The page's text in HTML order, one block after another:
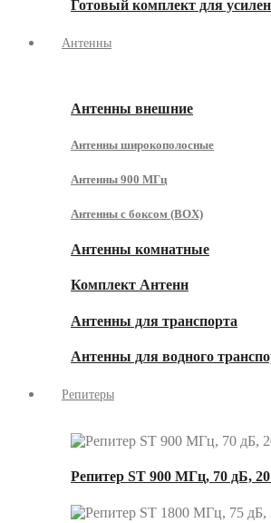
Готовый комплект для
Антенны
Антенны внешние
Антенны широкополосные
Антенны 900 МГц
Антенны с боксом (BOX)
Антенны комнатные
Комплект Антенн
Антенны для транспорта
Антенны для водного
Репитеры
Репитер ST 900 МГц, 70 дБ,